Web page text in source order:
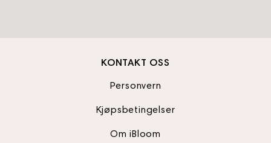
KONTAKT OSS
Personvern
Kjøpsbetingelser
Om iBloom